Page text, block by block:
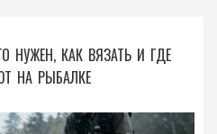
НУЖЕН, КАК ВЯЗАТЬ И ГДЕ
НА РЫБАЛКЕ